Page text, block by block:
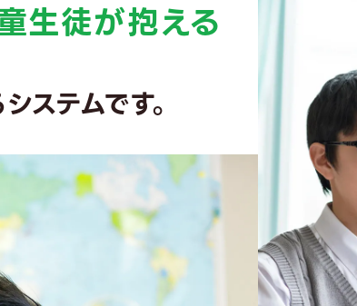
生徒が抱える
ステムです。